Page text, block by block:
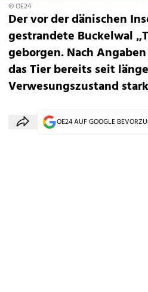
© OE24
Der vor der dänischen
gestrandete Buckelwal
geborgen. Nach
das Tier bereits seit
Verwesungszustand
OE24 AUF GOOGLE